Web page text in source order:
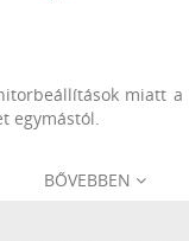
miatt
egymástól.
BŐVEBBEN